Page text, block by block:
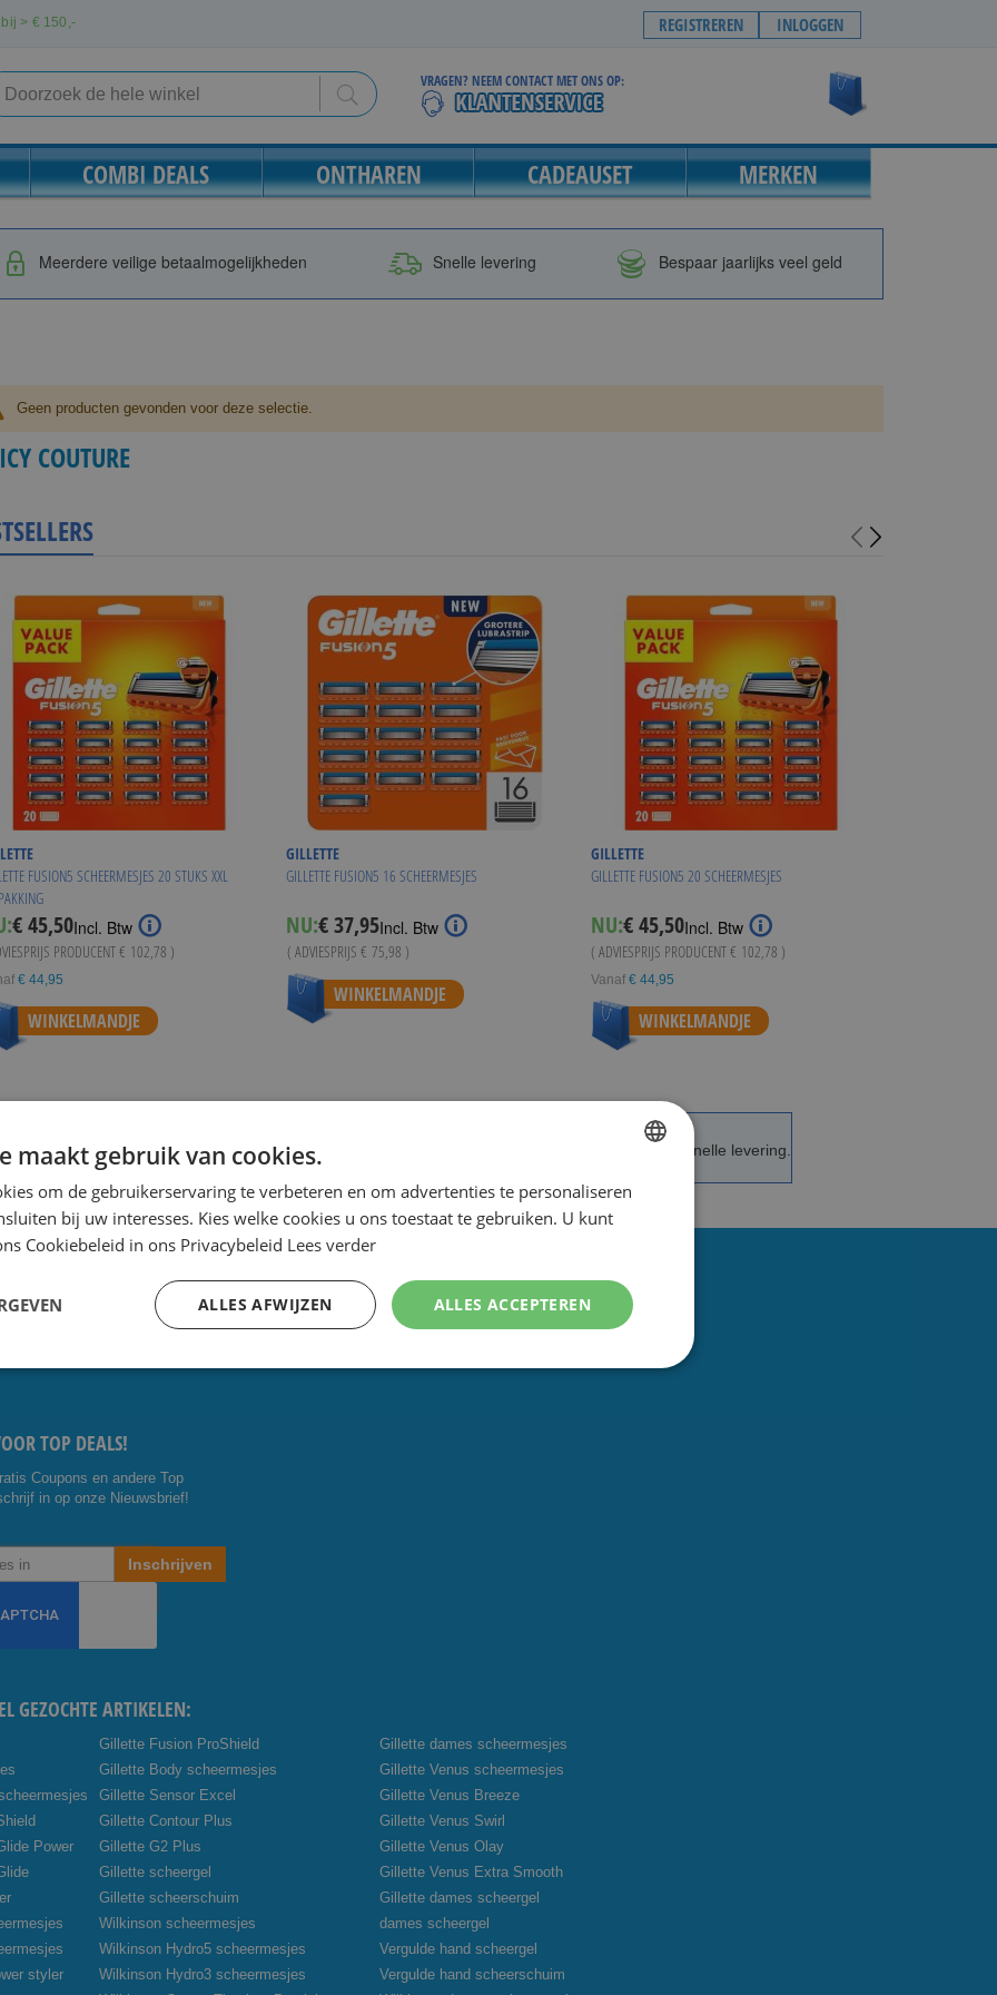
> €150,- REGISTREREN INLOGGEN
Search
VRAGEN? NEEM CONTACT MET ONS OP:
COMBI DEALS ONTHAREN CADEAUSET MERKEN
Meerdere veilige betaalmogelijkheden Snelle levering Bespaar jaarlijks veel geld
Geen producten gevonden voor deze selectie.
COUTURE
FUSION5 SCHEERMESJES 20 STUKS XXL
€ 45,50Incl. Btw
PRODUCENT€ 102,78 )
€ 44,95
WINKELMANDJE
GILLETTE
GILLETTE FUSION5 16 SCHEERMESJES
NU:Special
Price
€ 37,95Incl. Btw
( ADVIESPRIJS € 75,98 )
WINKELMANDJE
GILLETTE
GILLETTE FUSION5 20 SCHEERMESJES
NU:€ 45,50Incl. Btw
( ADVIESPRIJS PRODUCENT€ 102,78 )
Vanaf € 44,95
WINKELMANDJE
de scherpste prijs. Speciale Dag- en Weekaanbiedingen. Snelle levering.
ok
e
TOP DEALS!
Coupons en andere Top
in op onze Nieuwsbrief!
Inschrijven
GEZOCHTE ARTIKELEN:
Power
styler
Gillette Fusion ProShield
Gillette Body scheermesjes
Gillette Sensor Excel
Gillette Contour Plus
Gillette G2 Plus
Gillette scheergel
Gillette scheerschuim
Wilkinson scheermesjes
Wilkinson Hydro5 scheermesjes
Wilkinson Hydro3 scheermesjes
Gillette dames scheermesjes
Gillette Venus scheermesjes
Gillette Venus Breeze
Gillette Venus Swirl
Gillette Venus Olay
Gillette Venus Extra Smooth
Gillette dames scheergel
dames scheergel
Vergulde hand scheergel
Vergulde hand scheerschuim
DUTCH
ENGLISH
maakt gebruik van cookies.
om de gebruikerservaring te verbeteren en om advertenties te personaliseren
bij uw interesses. Kies welke cookies u ons toestaat te gebruiken. U kunt
Cookiebeleid in ons Privacybeleid Lees verder
ALLES ACCEPTEREN
ALLES AFWIJZEN